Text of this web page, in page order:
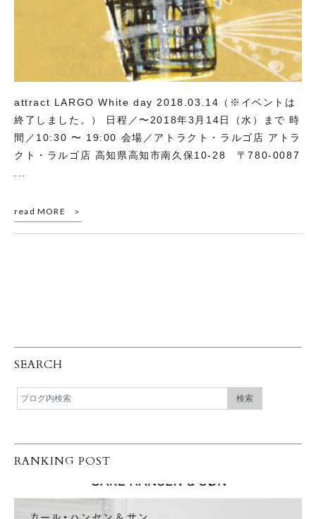
attract LARGO White day 2018.03.14（※イベントは
終了しました。） 日程／〜2018年3月14日（水）まで 時
間／10:30 〜 19:00 会場／アトラクト・ラルゴ店 アトラ
クト・ラルゴ店 高知県高知市南久保10-28 〒780-0087
read MORE
SEARCH
RANKING POST